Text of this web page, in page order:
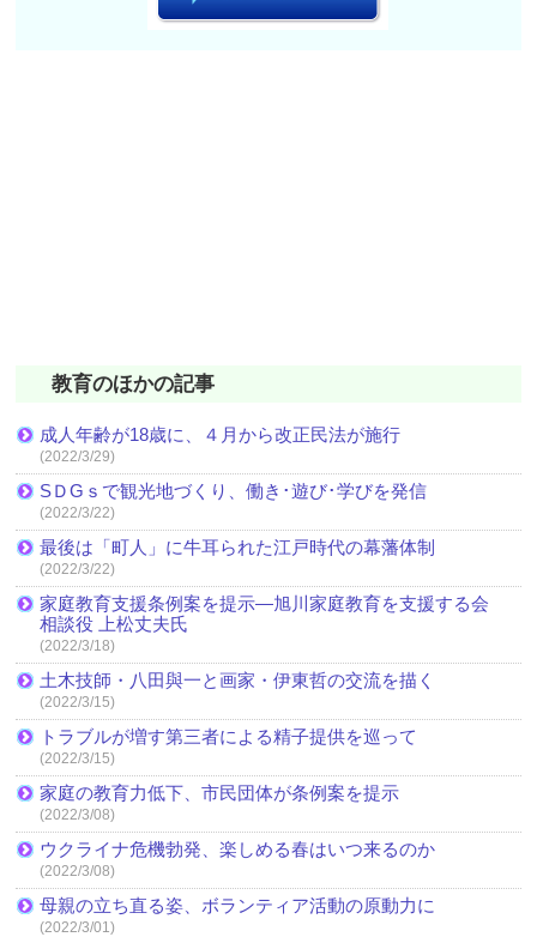
教育のほかの記事
成人年齢が18歳に、４月から改正民法が施行
(2022/3/29)
SＤGｓで観光地づくり、働き･遊び･学びを発信
(2022/3/22)
最後は「町人」に牛耳られた江戸時代の幕藩体制
(2022/3/22)
家庭教育支援条例案を提示―旭川家庭教育を支援する会
相談役 上松丈夫氏
(2022/3/18)
土木技師・八田與一と画家・伊東哲の交流を描く
(2022/3/15)
トラブルが増す第三者による精子提供を巡って
(2022/3/15)
家庭の教育力低下、市民団体が条例案を提示
(2022/3/08)
ウクライナ危機勃発、楽しめる春はいつ来るのか
(2022/3/08)
母親の立ち直る姿、ボランティア活動の原動力に
(2022/3/01)